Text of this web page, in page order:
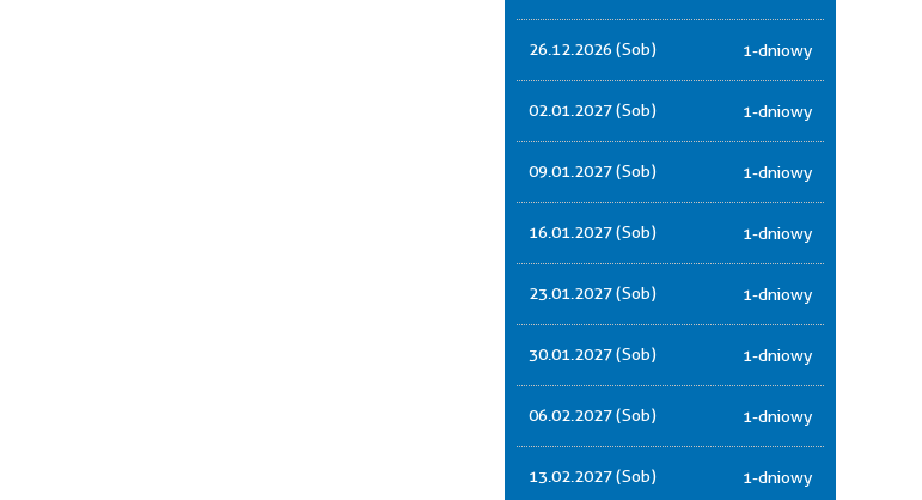
26.12.2026 (Sob) 1-dniowy
02.01.2027 (Sob) 1-dniowy
09.01.2027 (Sob) 1-dniowy
16.01.2027 (Sob) 1-dniowy
23.01.2027 (Sob) 1-dniowy
30.01.2027 (Sob) 1-dniowy
06.02.2027 (Sob) 1-dniowy
13.02.2027 (Sob) 1-dniowy